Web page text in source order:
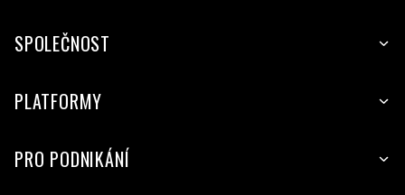
SPOLEČNOST
PLATFORMY
PRO PODNIKÁNÍ